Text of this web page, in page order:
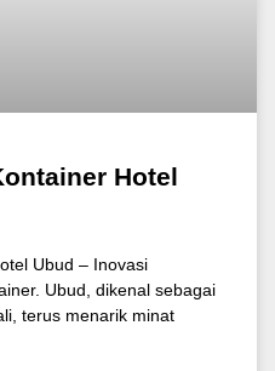
Hotel
Ubud – Inovasi
Ubud, dikenal sebagai
terus menarik minat